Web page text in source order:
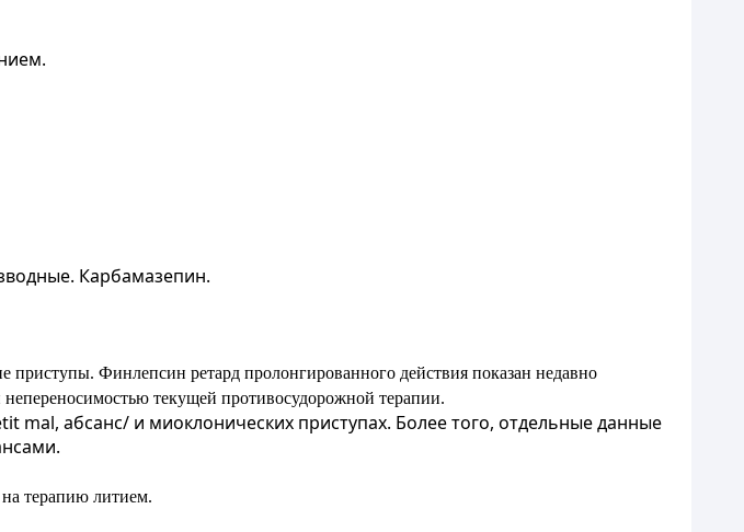
Карбамазепин.
Финлепсин ретард пролонгированного действия показан недавно
текущей противосудорожной терапии.
абсанс/ и миоклонических приступах. Более того, отдельные данные
терапию литием.